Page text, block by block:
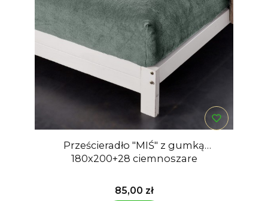
Prześcieradło "MIŚ" z gumką
180x200+28 ciemnoszare
Cena
85,00 zł